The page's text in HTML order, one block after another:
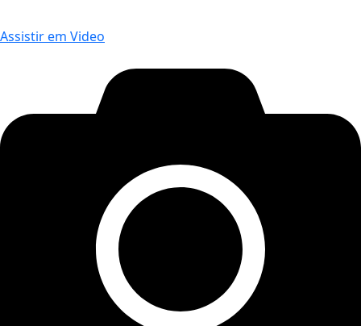
Assistir em Video